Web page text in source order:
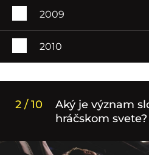
2009
2010
2 / 10
Aký je význam
hráčskom svete?